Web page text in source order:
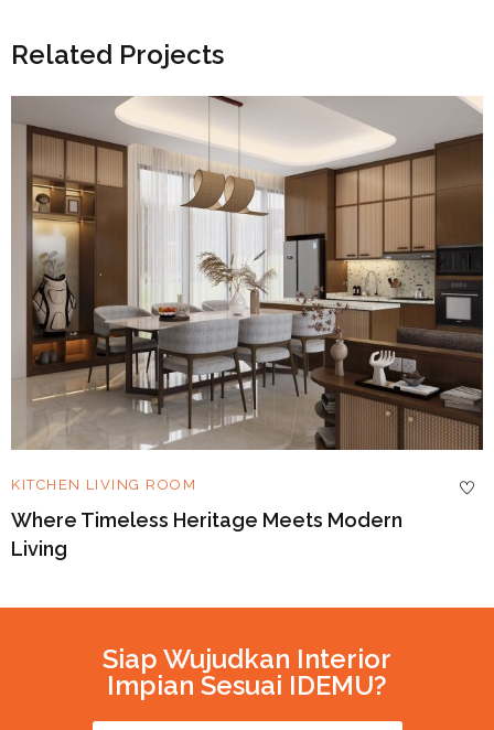
Related Projects
KITCHEN LIVING ROOM
Where Timeless Heritage Meets Modern
Living
Siap Wujudkan Interior
Impian Sesuai IDEMU?